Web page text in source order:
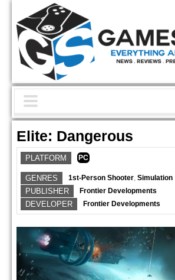
Elite: Dangerous
PLATFORM PC
GENRES 1st-Person Shooter, Simulation
PUBLISHER Frontier Developments
DEVELOPER Frontier Developments